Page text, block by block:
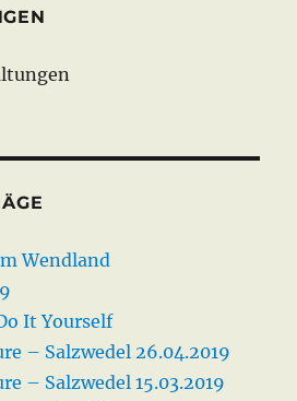
Wendland
It Yourself
– Salzwedel 26.04.2019
– Salzwedel 15.03.2019